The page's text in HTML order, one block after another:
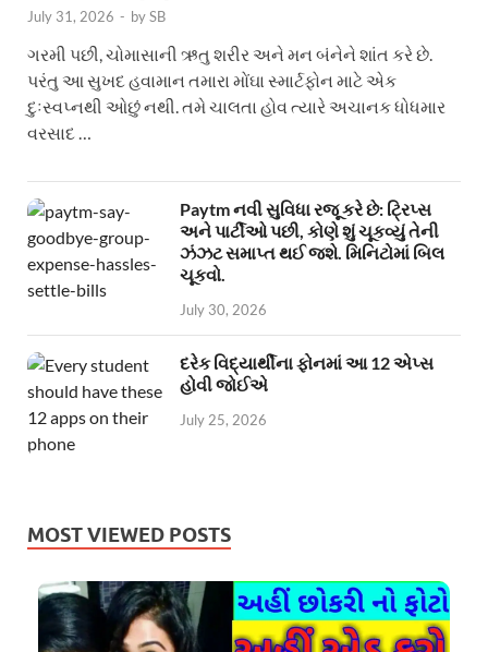
July 31, 2026 - bySB
ગરમી પછી, ચોમાસાની ઋતુ શરીર અને મન બંનેને શાંત કરે છે.
પરંતુ આ સુખદ હવામાન તમારા મોંઘા સ્માર્ટફોન માટે એક
દુઃસ્વપ્નથી ઓછું નથી. તમે ચાલતા હોવ ત્યારે અચાનક ધોધમાર
વરસાદ …
Paytm નવી સુવિધા રજૂ કરે છે: ટ્રિપ્સ
અને પાર્ટીઓ પછી, કોણે શું ચૂકવ્યું તેની
ઝંઝટ સમાપ્ત થઈ જશે. મિનિટોમાં બિલ
ચૂકવો.
July 30, 2026
દરેક વિદ્યાર્થીના ફોનમાં આ 12 એપ્સ
હોવી જોઈએ
July 25, 2026
MOST VIEWED POSTS